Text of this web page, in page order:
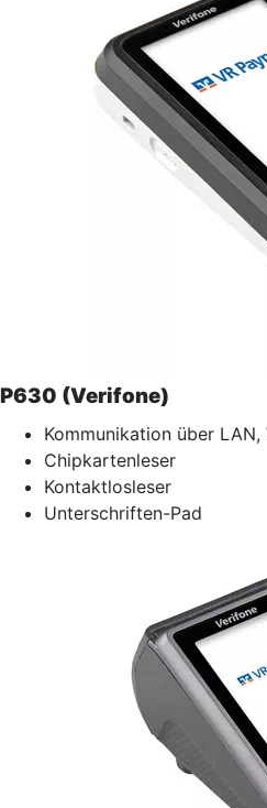
P630 (Verifone)
Kommunikation über LAN,
Chipkartenleser
Kontaktlosleser
Unterschriften-Pad